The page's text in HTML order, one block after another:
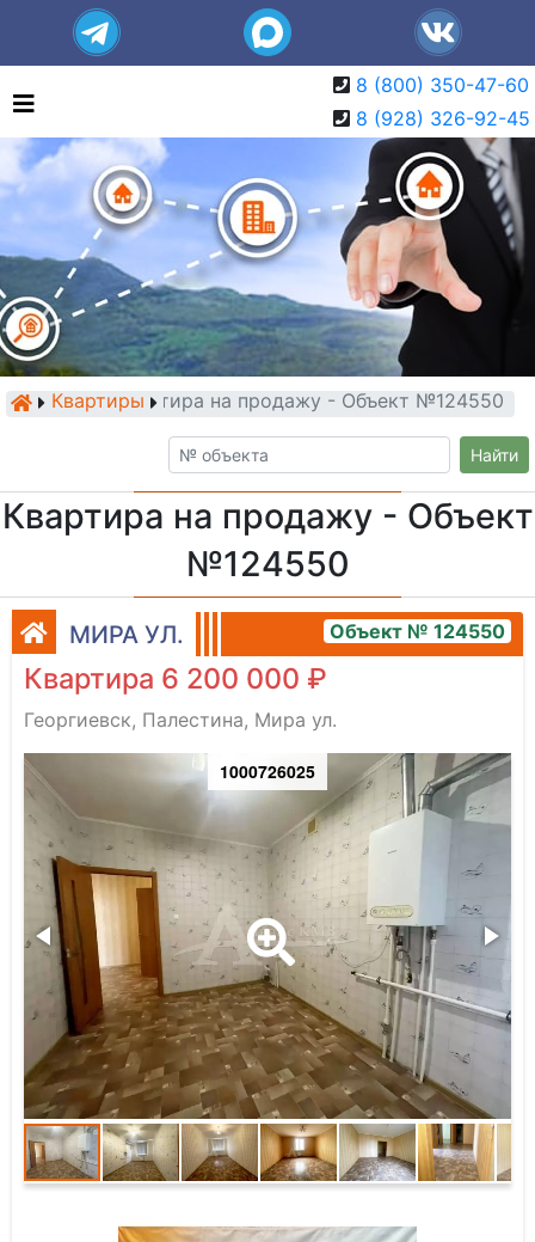
8 (800) 350-47-60
8 (928) 326-92-45
КвартирыКвартира на продажу - Объект №124550
Найти
Квартира на продажу - Объект
№124550
МИРА УЛ. Объект № 124550
Квартира 6 200 000 ₽
Георгиевск, Палестина, Мира ул.
1000726025